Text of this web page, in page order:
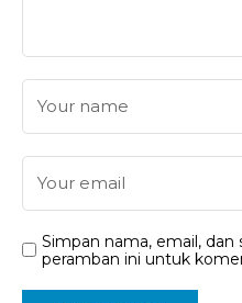
Simpan nama, email, dan
peramban ini untuk